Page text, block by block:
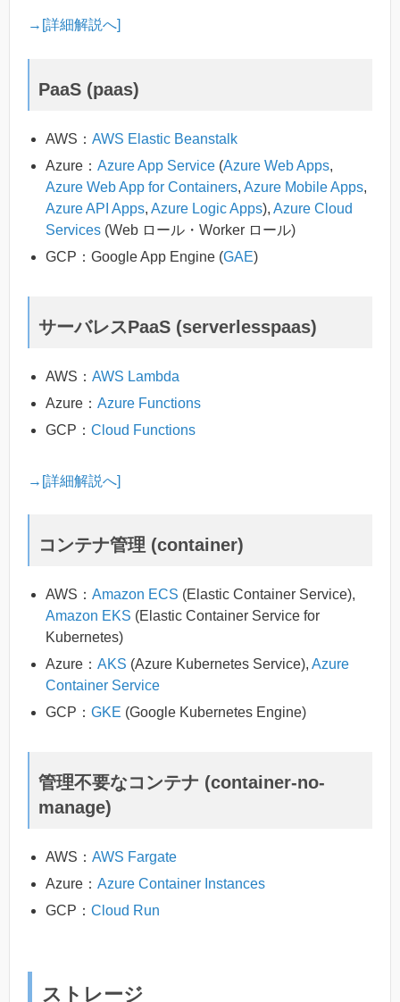
→[詳細解説へ]
PaaS (paas)
AWS： AWS Elastic Beanstalk
Azure： Azure App Service (Azure Web Apps,
Azure Web App for Containers, Azure Mobile Apps,
Azure API Apps, Azure Logic Apps), Azure Cloud
Services (Web ロール・Worker ロール)
GCP：Google App Engine (GAE)
サーバレスPaaS (serverlesspaas)
AWS： AWS Lambda
Azure： Azure Functions
GCP： Cloud Functions
→[詳細解説へ]
コンテナ管理 (container)
AWS： Amazon ECS (Elastic Container Service),
Amazon EKS (Elastic Container Service for
Kubernetes)
Azure： AKS (Azure Kubernetes Service), Azure
Container Service
GCP： GKE (Google Kubernetes Engine)
管理不要なコンテナ (container-no-
manage)
AWS： AWS Fargate
Azure： Azure Container Instances
GCP： Cloud Run
ストレージ